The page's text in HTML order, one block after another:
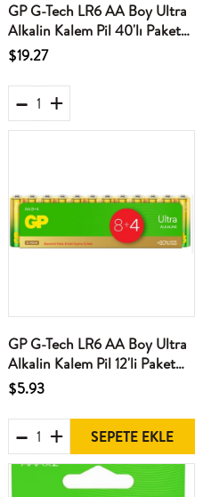
GP G-Tech LR6 AA Boy Ultra
Alkalin Kalem Pil 40'lı Paket
GP15AU-2B40
$19.27
GP G-Tech LR6 AA Boy Ultra
Alkalin Kalem Pil 12'li Paket
GP15AU-VS12
$5.93
SEPETE EKLE